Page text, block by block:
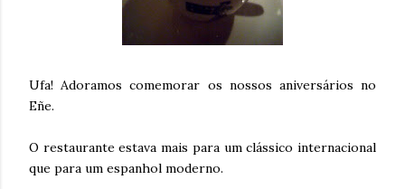
Ufa! Adoramos comemorar os nossos aniversários no
Eñe.
O restaurante estava mais para um clássico internacional
que para um espanhol moderno.